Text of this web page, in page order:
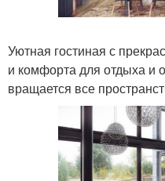
Уютная гостиная с
и комфорта для отдыха и
вращается все